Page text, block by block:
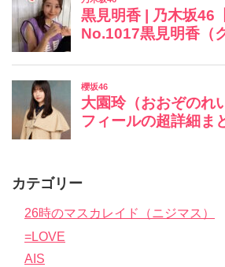
カテゴリー
26時のマスカレイド（ニジマス）
=LOVE
AIS